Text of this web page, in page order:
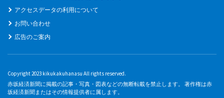
アクセスデータの利用について
お問い合わせ
広告のご案内
Copyright 2023 kikukakuhanasu All rights reserved.
赤坂経済新聞に掲載の記事・写真・図表などの無断転載を禁止します。 著作権は赤
坂経済新聞またはその情報提供者に属します。